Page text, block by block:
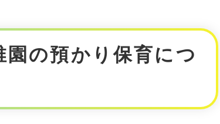
の預かり保育につ